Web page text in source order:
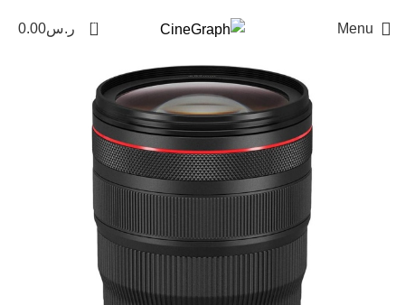
Menu
0 ر.س0.00